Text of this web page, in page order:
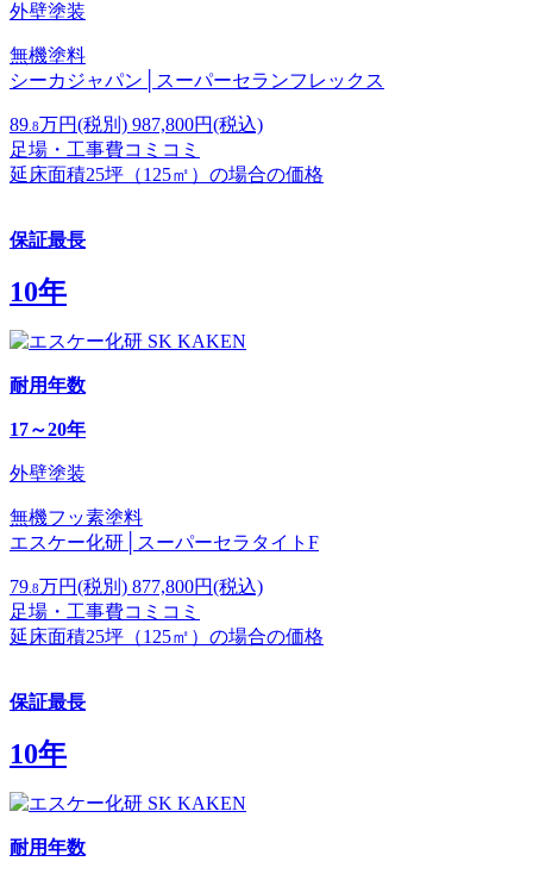
外壁塗装
無機塗料
シーカジャパン│スーパーセランフレックス
89.8 万円(税別) 987,800円(税込)
足場・工事費コミコミ
延床面積25坪（125㎡）の場合の価格
保証最長
10年
耐用年数
17～20年
外壁塗装
無機フッ素塗料
エスケー化研│スーパーセラタイトF
79.8 万円(税別) 877,800円(税込)
足場・工事費コミコミ
延床面積25坪（125㎡）の場合の価格
保証最長
10年
耐用年数